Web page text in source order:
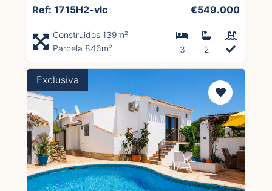
Ref: 1715H2-vlc €549.000
Construidos 139m²
Parcela 846m²
3 2
Exclusiva